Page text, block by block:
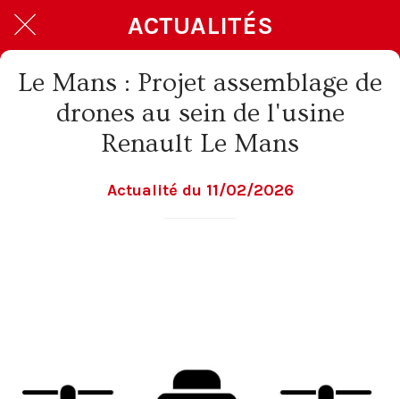
ACTUALITÉS
Le Mans : Projet assemblage de
drones au sein de l'usine
Renault Le Mans
Actualité du 11/02/2026